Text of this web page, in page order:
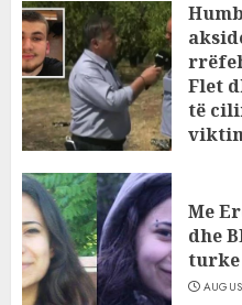
Flet
të
Me
dhe
turke